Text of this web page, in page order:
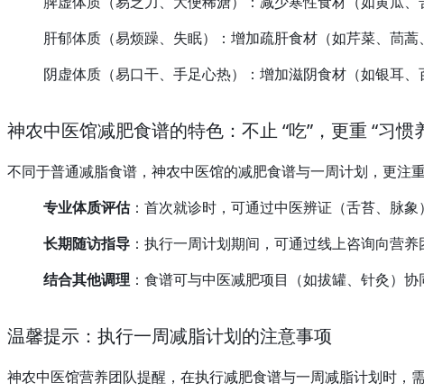
肝郁体质（易烦躁、失眠）：增加疏肝食材（如芹菜、茼
阴虚体质（易口干、手足心热）：增加滋阴食材（如银耳
神农中医馆减肥食谱的特色：不止 “吃”，更重 “习惯
不同于普通减脂食谱，神农中医馆的减肥食谱与一周计划，更注
专业体质评估：首次就诊时，可通过中医辨证（舌苔、脉象
长期随访指导 ：执行一周计划期间，可通过线上咨询向营
结合其他调理 ：食谱可与中医减肥项目（如拔罐、针灸）
温馨提示：执行一周减脂计划的注意事项
神农中医馆营养团队提醒，在执行减肥食谱与一周减脂计划时，